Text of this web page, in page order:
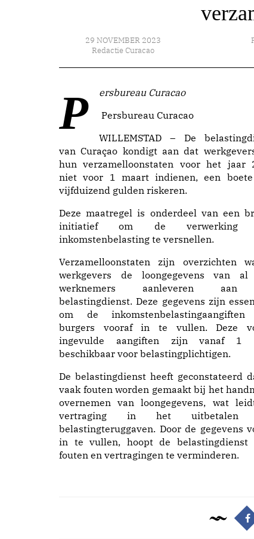
29 NOVEMBER 2023
Redactie Curacao
Persbureau Curacao
Persbureau Curacao
WILLEMSTAD – De
van Curaçao kondigt aan dat
hun verzamelloonstaten voor het jaar
niet voor 1 maart indienen, een
vijfduizend gulden riskeren.
Deze maatregel is onderdeel van een
initiatief om de verwerking
inkomstenbelasting te versnellen.
Verzamelloonstaten zijn overzichten
werkgevers de loongegevens van
werknemers aanleveren
belastingdienst. Deze gegevens zijn
om de
burgers vooraf in te vullen. Deze
ingevulde aangiften zijn vanaf 1
beschikbaar voor belastingplichtigen.
De belastingdienst heeft geconstateerd
vaak fouten worden gemaakt bij het
overnemen van loongegevens, wat
vertraging in het uitbetalen
belastingteruggaven. Door de gegevens
in te vullen, hoopt de belastingdienst
fouten en vertragingen te verminderen.